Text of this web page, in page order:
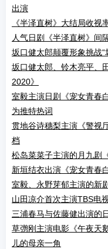
出演
《半泽直树》大结局收
人气日剧《半泽直树》间
坂口健太郎颠覆形象挑战
坂口健太郎、铃木亮平、
2020》
室毅主演日剧《宠女青春
为推特热词
贯地谷诗穗梨主演《警视
档
松岛菜菜子主演的月九剧
新垣结衣出演《宠女青春
室毅、永野芽郁主演的新
山田凉介首次主演TBS电
三浦春马与佐藤健出演的
草彅刚主演电影《午夜天
儿的母亲一角